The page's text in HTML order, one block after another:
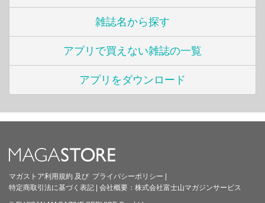
雑誌名から探す
アプリで買えない雑誌の一覧
アプリをダウンロード
マガストア利用規約 及び プライバシーポリシー |
特定商取引法に基づく表記 | 会社概要： 株式会社富士山マガジンサービス